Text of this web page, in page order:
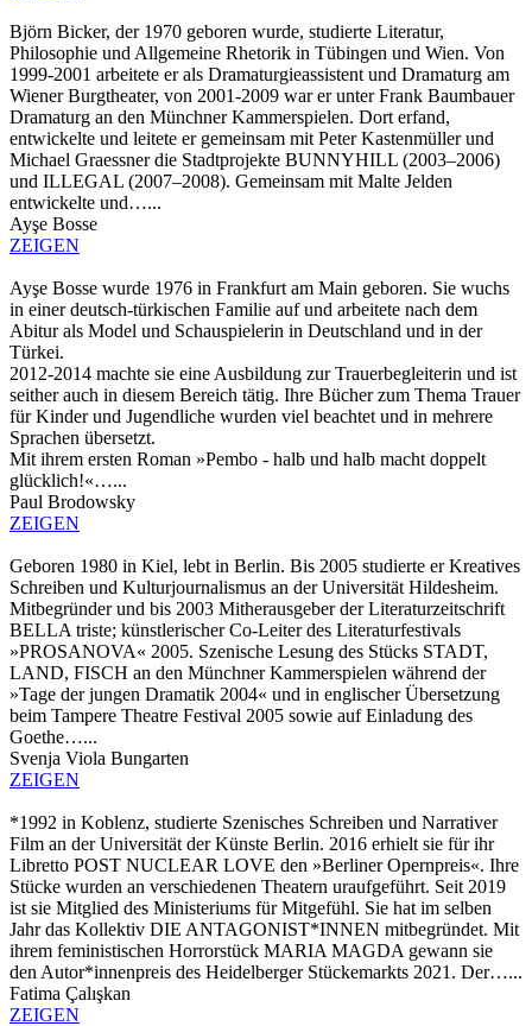
Björn Bicker, der 1970 geboren wurde, studierte Literatur,
Philosophie und Allgemeine Rhetorik in Tübingen und Wien. Von
1999-2001 arbeitete er als Dramaturgieassistent und Dramaturg am
Wiener Burgtheater, von 2001-2009 war er unter Frank Baumbauer
Dramaturg an den Münchner Kammerspielen. Dort erfand,
entwickelte und leitete er gemeinsam mit Peter Kastenmüller und
Michael Graessner die Stadtprojekte BUNNYHILL (2003–2006)
und ILLEGAL (2007–2008). Gemeinsam mit Malte Jelden
entwickelte und…...
Ayşe Bosse
ZEIGEN
Ayşe Bosse wurde 1976 in Frankfurt am Main geboren. Sie wuchs
in einer deutsch-türkischen Familie auf und arbeitete nach dem
Abitur als Model und Schauspielerin in Deutschland und in der
Türkei.
2012-2014 machte sie eine Ausbildung zur Trauerbegleiterin und ist
seither auch in diesem Bereich tätig. Ihre Bücher zum Thema Trauer
für Kinder und Jugendliche wurden viel beachtet und in mehrere
Sprachen übersetzt.
Mit ihrem ersten Roman »Pembo - halb und halb macht doppelt
glücklich!«…...
Paul Brodowsky
ZEIGEN
Geboren 1980 in Kiel, lebt in Berlin. Bis 2005 studierte er Kreatives
Schreiben und Kulturjournalismus an der Universität Hildesheim.
Mitbegründer und bis 2003 Mitherausgeber der Literaturzeitschrift
BELLA triste; künstlerischer Co-Leiter des Literaturfestivals
»PROSANOVA« 2005. Szenische Lesung des Stücks STADT,
LAND, FISCH an den Münchner Kammerspielen während der
»Tage der jungen Dramatik 2004« und in englischer Übersetzung
beim Tampere Theatre Festival 2005 sowie auf Einladung des
Goethe…...
Svenja Viola Bungarten
ZEIGEN
*1992 in Koblenz, studierte Szenisches Schreiben und Narrativer
Film an der Universität der Künste Berlin. 2016 erhielt sie für ihr
Libretto POST NUCLEAR LOVE den »Berliner Opernpreis«. Ihre
Stücke wurden an verschiedenen Theatern uraufgeführt. Seit 2019
ist sie Mitglied des Ministeriums für Mitgefühl. Sie hat im selben
Jahr das Kollektiv DIE ANTAGONIST*INNEN mitbegründet. Mit
ihrem feministischen Horrorstück MARIA MAGDA gewann sie
den Autor*innenpreis des Heidelberger Stückemarkts 2021. Der…...
Fatima Çalışkan
ZEIGEN